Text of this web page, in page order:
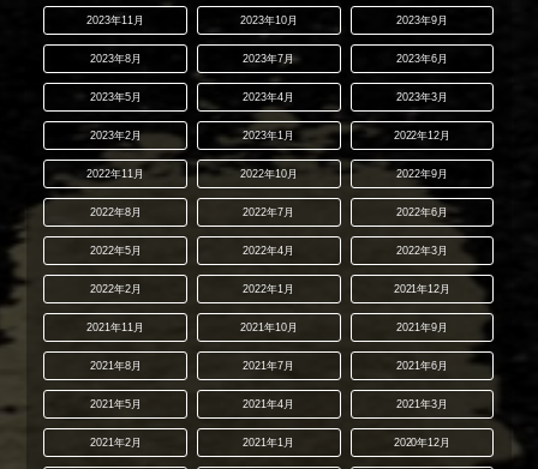
2023年11月 2023年10月 2023年9月
2023年8月 2023年7月 2023年6月
2023年5月 2023年4月 2023年3月
2023年2月 2023年1月 2022年12月
2022年11月 2022年10月 2022年9月
2022年8月 2022年7月 2022年6月
2022年5月 2022年4月 2022年3月
2022年2月 2022年1月 2021年12月
2021年11月 2021年10月 2021年9月
2021年8月 2021年7月 2021年6月
2021年5月 2021年4月 2021年3月
2021年2月 2021年1月 2020年12月